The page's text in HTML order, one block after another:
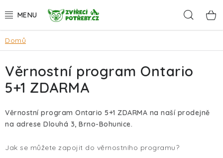
na
AKCE
DÁRKY
PSI
KOČKY
HLODAVCI
Domů
Věrnostní program Ontario
5+1 ZDARMA
Věrnostní program Ontario 5+1 ZDARMA na naší prodejně
na adrese Dlouhá 3, Brno-Bohunice.
Jak se můžete zapojit do věrnostního programu?